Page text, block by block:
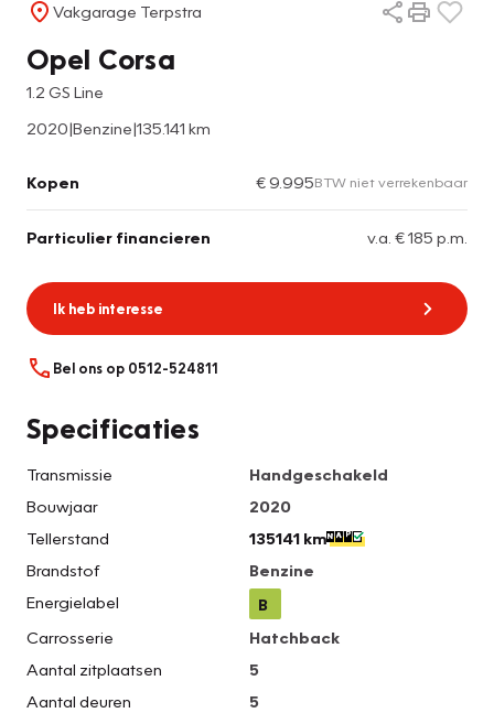
Vakgarage Terpstra
Opel Corsa
1.2 GS Line
2020|Benzine|135.141 km
Kopen € 9.995BTW niet verrekenbaar
Particulier financieren v.a. € 185 p.m.
Ik heb interesse
Bel ons op 0512-524811
Specificaties
Transmissie
Handgeschakeld
Bouwjaar
2020
Tellerstand
135141 km
Brandstof
Benzine
Energielabel
B
Carrosserie
Hatchback
Aantal zitplaatsen
5
Aantal deuren
5